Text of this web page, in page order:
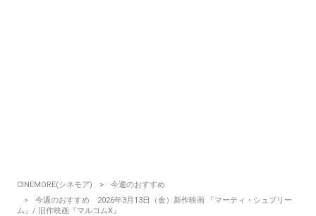
CINEMORE(シネモア)
今週のおすすめ
今週のおすすめ 2026年3月13日（金）新作映画 『マーティ・シュプリー
ム』/ 旧作映画『マルコムX』